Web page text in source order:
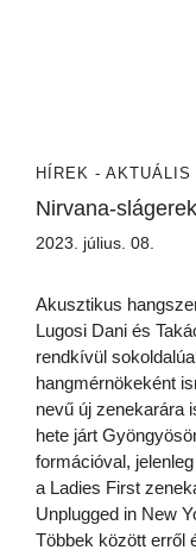
HÍREK - AKTUÁLIS
Nirvana-
2023. július. 08.
Akusztikus
Lugosi Dani és
rendkívül
hangmérnökeként
nevű új zenekarára
hete járt
formációval,
a Ladies First
Unplugged in New
Többek között erről